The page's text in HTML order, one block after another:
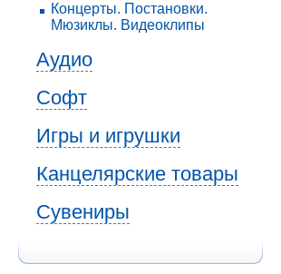
Концерты. Постановки.
Мюзиклы. Видеоклипы
Аудио
Софт
Игры и игрушки
Канцелярские товары
Сувениры